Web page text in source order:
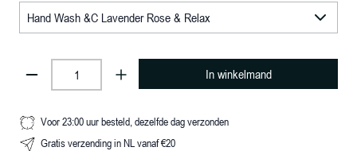
In winkelmand
Voor 23:00 uur besteld, dezelfde dag verzonden
Gratis verzending in NL vanaf €20